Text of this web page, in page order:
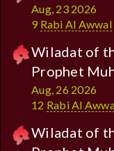
Aug, 23 2026
9 Rabi Al Awwal
Wiladat of
Prophet
Aug, 26 2026
12 Rabi Al
Wiladat of